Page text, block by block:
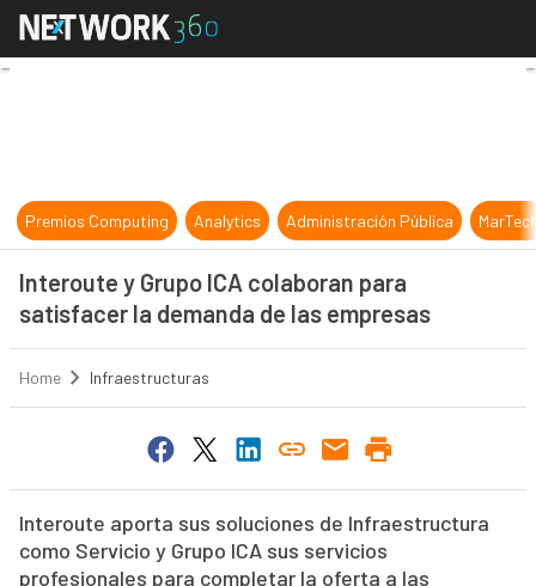
Interoute y Grupo ICA colaboran
Premios Computing Analytics Administración Pública
Interoute y Grupo ICA colaboran para
satisfacer la demanda de las empresas
Home Infraestructuras
Interoute aporta sus soluciones de Infraestructura
como Servicio y Grupo ICA sus servicios
profesionales para completar la oferta a las